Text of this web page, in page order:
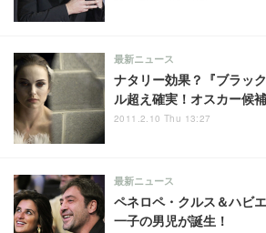
ナタリー効果？『ブラッ
ル超え確実！オスカー候
最新ニュース
2011.2.10 Thu 13:27
ペネロペ・クルス＆ハビ
一子の男児が誕生！
最新ニュース